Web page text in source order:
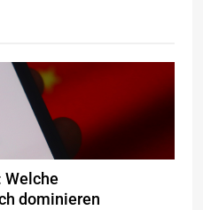
Welche
dominieren